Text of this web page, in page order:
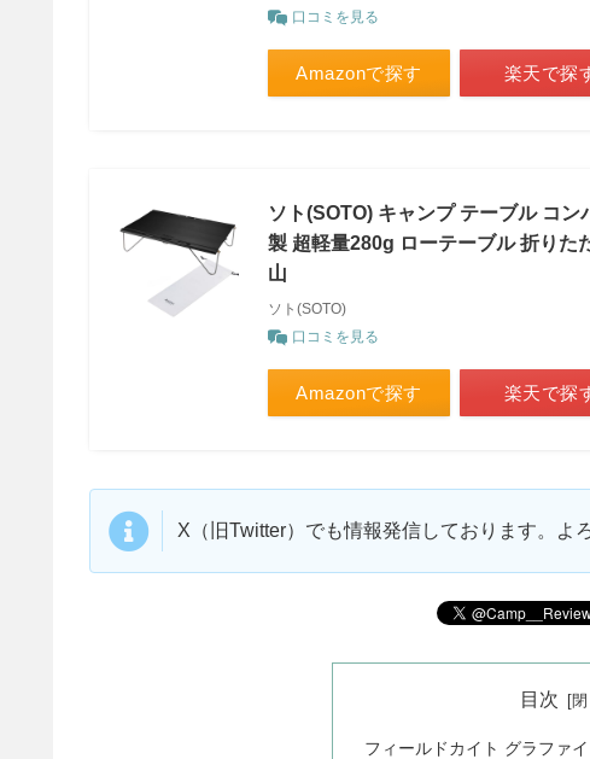
口コミを見る
Amazonで探す 楽天で探
ソト(SOTO) キャンプ テーブル コ
製 超軽量280g ローテーブル 折りた
山
ソト(SOTO)
口コミを見る
Amazonで探す 楽天で探
X（旧Twitter）でも情報発信しております。よ
目次
フィールドカイト グラファ